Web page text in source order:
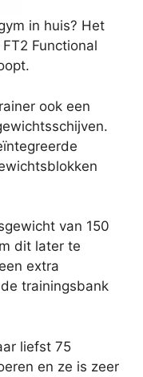
in huis? Het
Functional
ook een
van 150
dit later te
extra
trainingsbank
liefst 75
en ze is zeer